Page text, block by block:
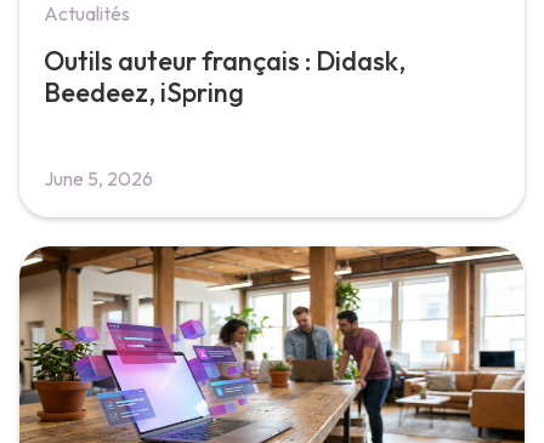
Actualités
Outils auteur français : Didask,
Beedeez, iSpring
June 5, 2026